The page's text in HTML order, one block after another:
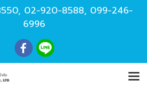
, 02-920-8588, 099-246-
6996